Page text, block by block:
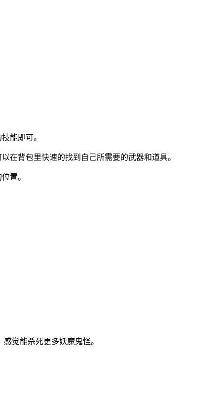
能即可。
在背包里快速的找到自己所需要的武器和道具。
置。
觉能杀死更多妖魔鬼怪。